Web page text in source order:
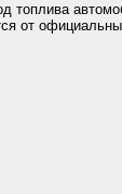
топлива
от